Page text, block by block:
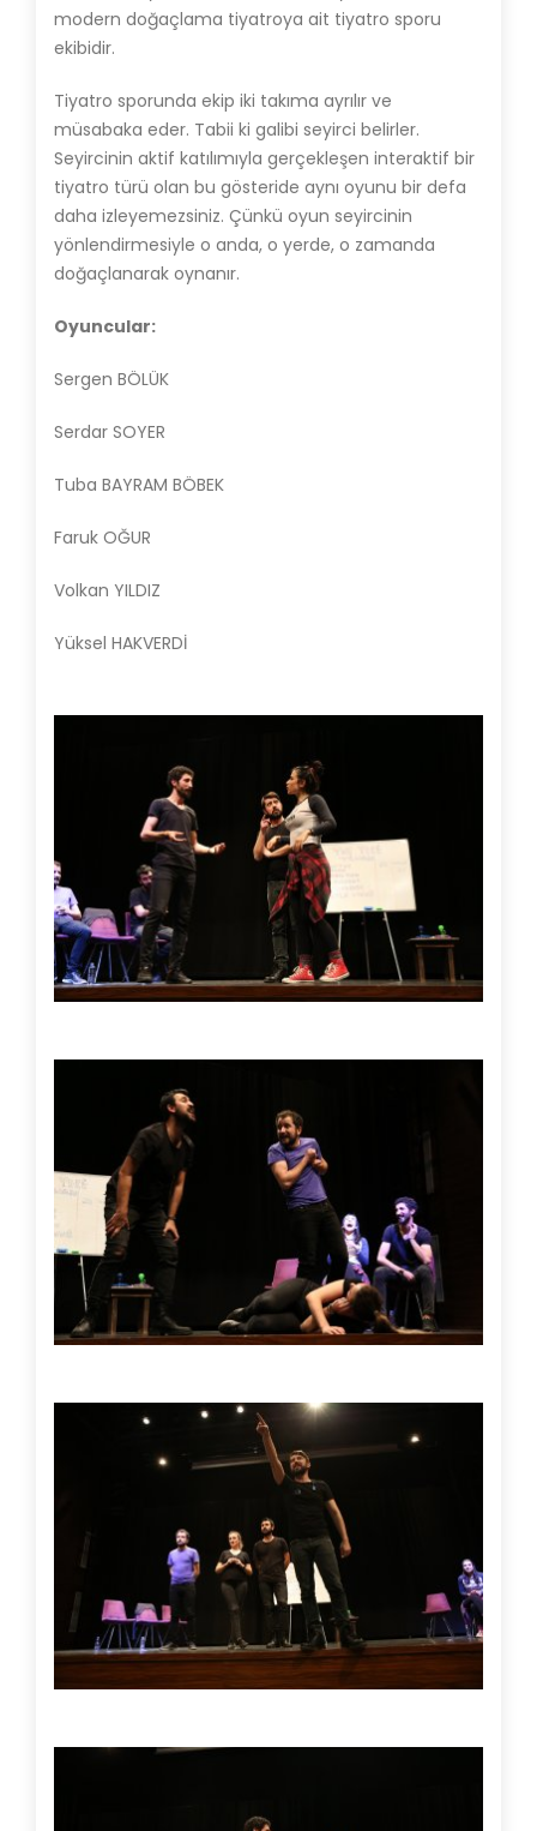
modern doğaçlama tiyatroya ait tiyatro sporu
ekibidir.
Tiyatro sporunda ekip iki takıma ayrılır ve
müsabaka eder. Tabii ki galibi seyirci belirler.
Seyircinin aktif katılımıyla gerçekleşen interaktif bir
tiyatro türü olan bu gösteride aynı oyunu bir defa
daha izleyemezsiniz. Çünkü oyun seyircinin
yönlendirmesiyle o anda, o yerde, o zamanda
doğaçlanarak oynanır.
Oyuncular:
Sergen BÖLÜK
Serdar SOYER
Tuba BAYRAM BÖBEK
Faruk OĞUR
Volkan YILDIZ
Yüksel HAKVERDİ